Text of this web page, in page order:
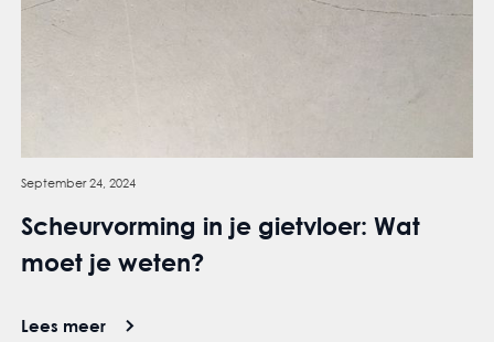
September 24, 2024
Scheurvorming in je gietvloer: Wat
moet je weten?
Lees meer